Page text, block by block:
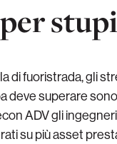
di fuoristrada, gli
deve superare
ADV gli
su più asset